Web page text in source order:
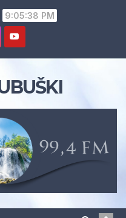
9:05:39 PM